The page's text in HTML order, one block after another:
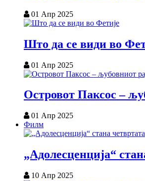
01 Апр 2025
Што да се види во
01 Апр 2025
Островот Паксос –
01 Апр 2025
Филм
„Адолесценција“
10 Апр 2025